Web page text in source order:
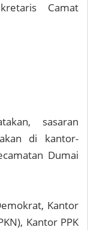
Camat
sasaran
di kantor-
Dumai
Kantor
Kantor PPK